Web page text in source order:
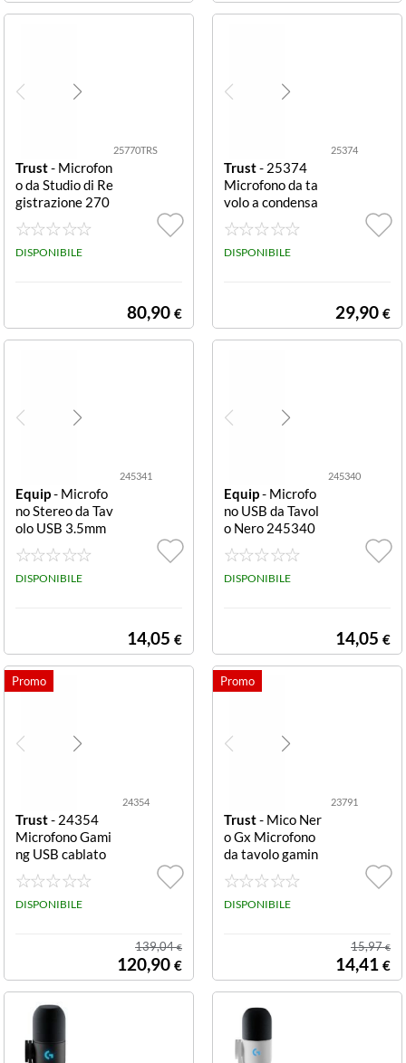
25770TRS
Trust- Microfon
o da Studio di Re
gistrazione 270
Emita II
DISPONIBILE
80,90 €
25374
Trust- 25374
Microfono da ta
volo a condensa
tore TRUST MI
CROFONO GA
MING GXT 234
ONE - WHI
DISPONIBILE
29,90 €
245341
Equip- Microfo
no Stereo da Tav
olo USB 3.5mm
MICROFONO U
SB DA TAVOLO
STEREO
DISPONIBILE
14,05 €
245340
Equip- Microfo
no USB da Tavol
o Nero 245340
MICROFONO U
SB DA TAVOLO
DISPONIBILE
14,05 €
24354
Trust- 24354
Microfono Gami
ng USB cablato
con braccio GXT
255+ ONYX MI
CROPHONE AR
DISPONIBILE
139,04€
120,90 €
23791
Trust- Mico Ner
o Gx Microfono
da tavolo gamin
g USB e Jack 3.5
mm GXT212 MI
CO USB MICRO
DISPONIBILE
15,97€
14,41 €